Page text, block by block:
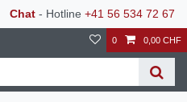
Chat - Hotline +41 56 534 72 67
0 0,00 CHF